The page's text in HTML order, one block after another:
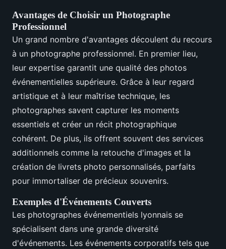
Avantages de Choisir un Photographe
Professionnel
Un grand nombre d'avantages découlent du recours
à un photographe professionnel. En premier lieu,
leur expertise garantit une qualité des photos
événementielles supérieure. Grâce à leur regard
artistique et à leur maîtrise technique, les
photographes savent capturer les moments
essentiels et créer un récit photographique
cohérent. De plus, ils offrent souvent des services
additionnels comme la retouche d'images et la
création de livrets photo personnalisés, parfaits
pour immortaliser de précieux souvenirs.
Exemples d'Événements Couverts
Les photographes événementiels lyonnais se
spécialisent dans une grande diversité
d'événements. Les événements corporatifs tels que